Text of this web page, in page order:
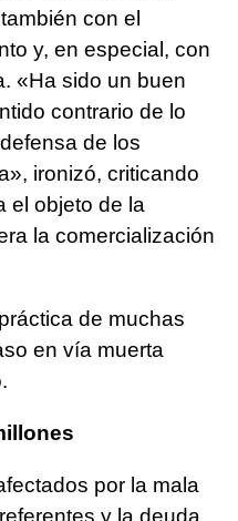
con el
y, en especial, con
«Ha sido un buen
contrario de lo
de los
ironizó, criticando
el objeto de la
la comercialización
de muchas
en vía muerta
por la mala
y la deuda